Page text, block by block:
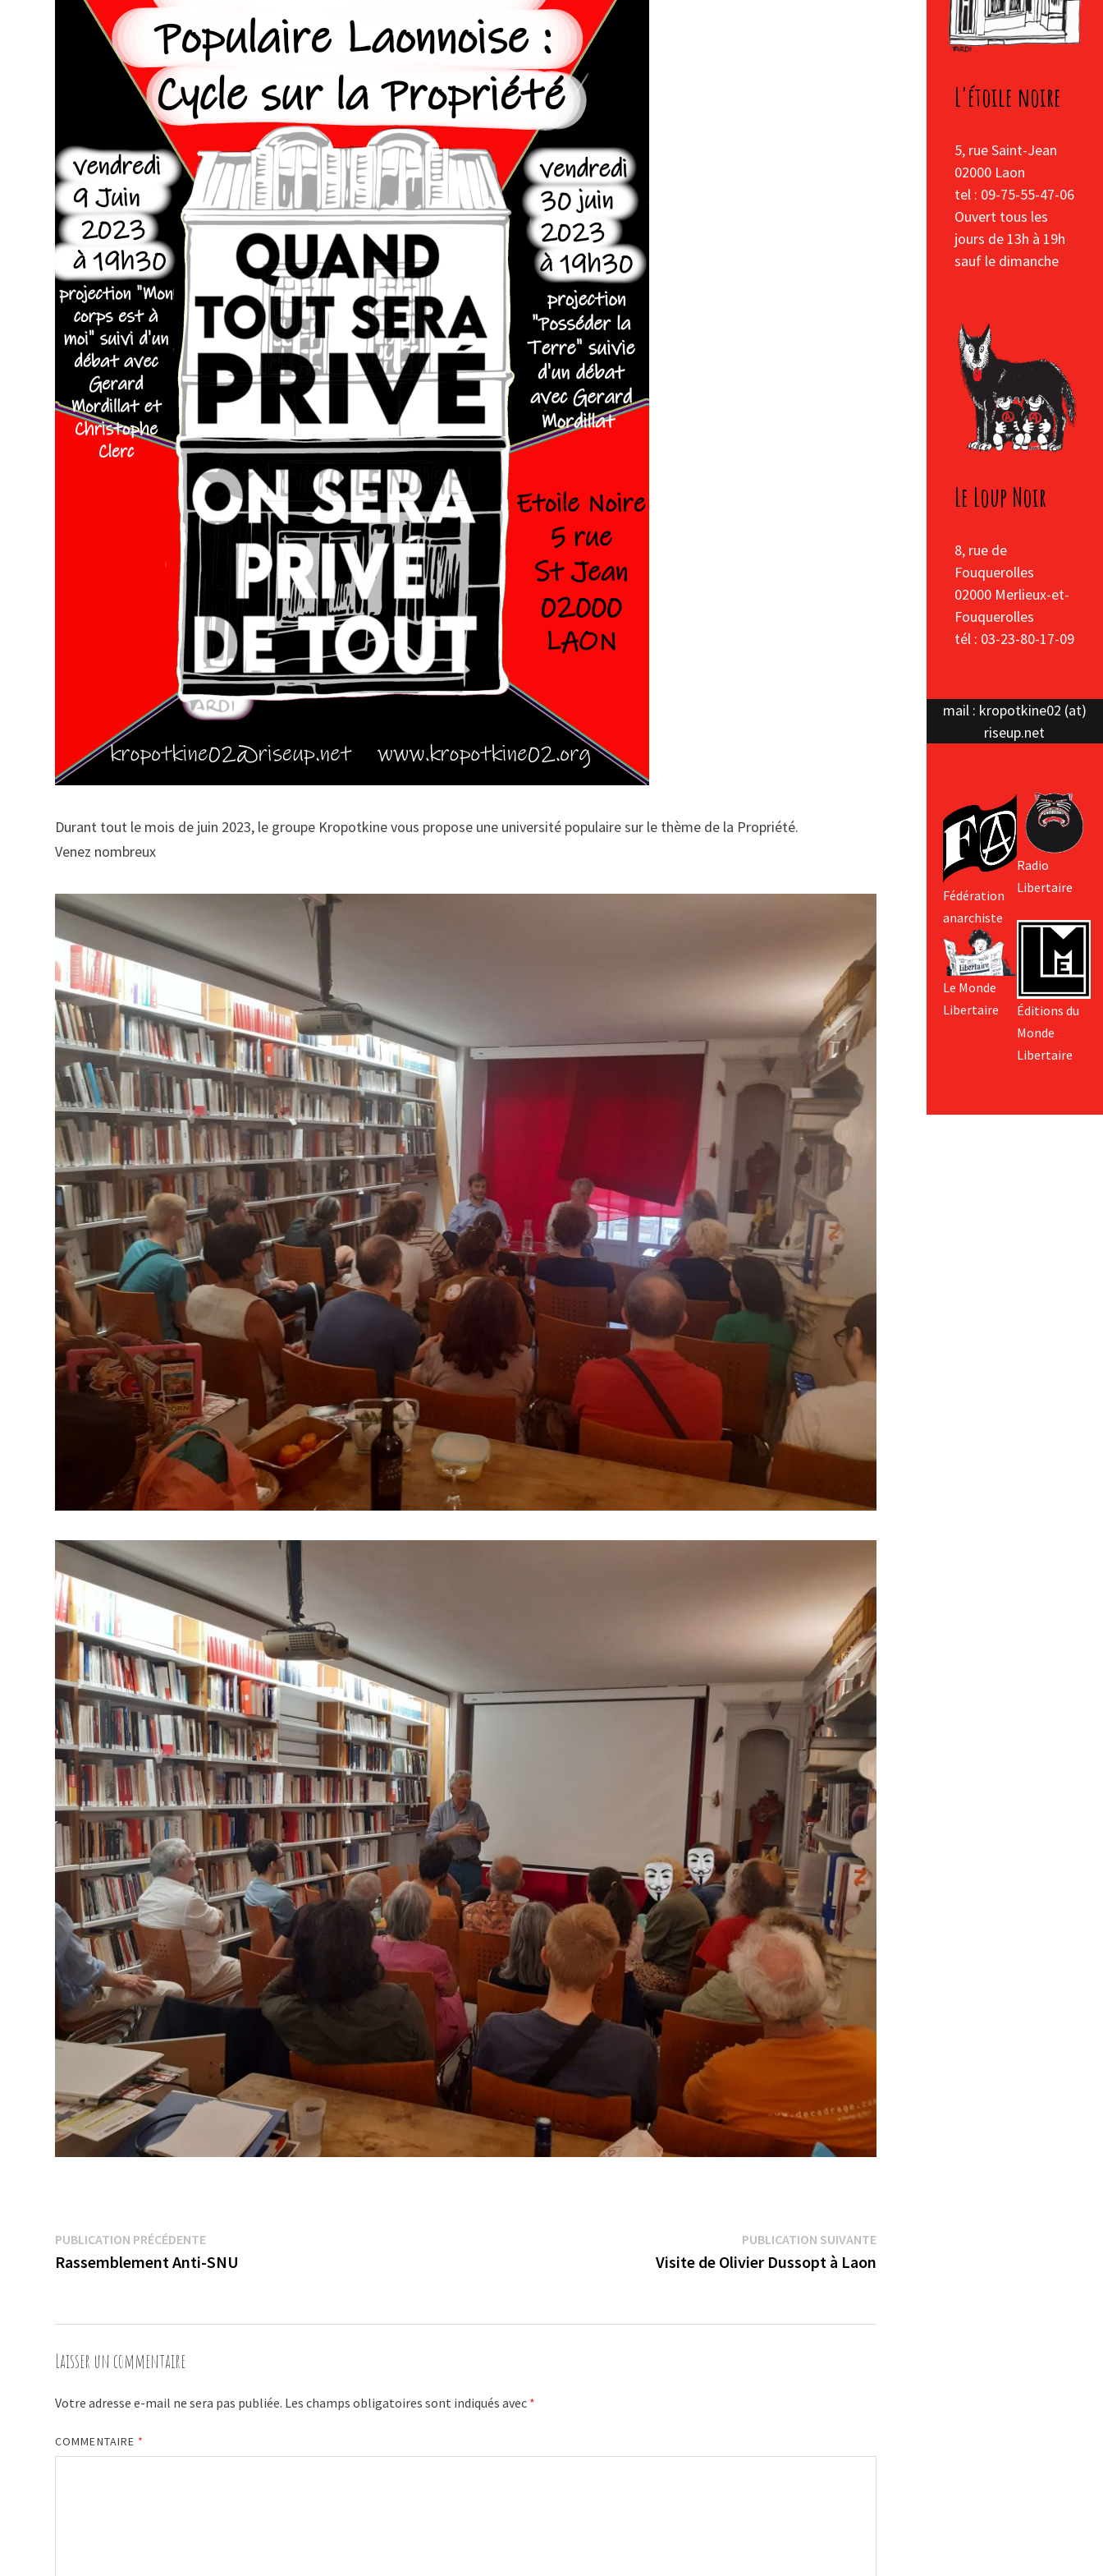
Durant tout le mois de juin 2023, le groupe Kropotkine vous propose une université populaire sur le thème de la Propriété.
Venez nombreux
Navigation
de
PUBLICATION PRÉCÉDENTEPublication
précédente :
Rassemblement Anti-SNU
PUBLICATION SUIVANTEPublication
Visite de Olivier Dussopt à Laon
Laisser un commentaire
Votre adresse e-mail ne sera pas publiée. Les champs obligatoires sont indiqués avec *
COMMENTAIRE *
L'étoile noire
5, rue Saint-Jean
02000 Laon
tel : 09-75-55-47-06
Ouvert tous les
jours de 13h à 19h
sauf le dimanche
Le Loup Noir
8, rue de
Fouquerolles
02000 Merlieux-et-
Fouquerolles
tél : 03-23-80-17-09
mail : kropotkine02 (at)
riseup.net
Fédération
anarchiste
Le Monde
Libertaire
Radio
Libertaire
Éditions du
Monde
Libertaire